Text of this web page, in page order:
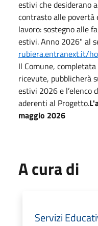
estivi che desiderano
contrasto alle povertà
lavoro: sostegno alle
estivi. Anno 2026" al
rubiera.entranext.it/
Il Comune,
ricevute, pubblicherà
estivi 2026 e l’elenco
aderenti al Progetto.
maggio 2026
A cura di
Servizi